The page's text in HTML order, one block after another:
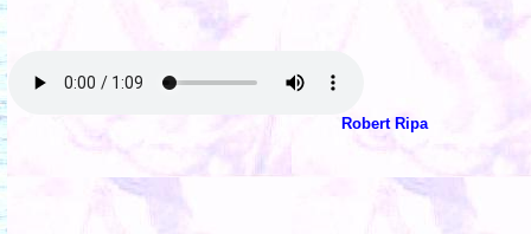
Robert Ripa